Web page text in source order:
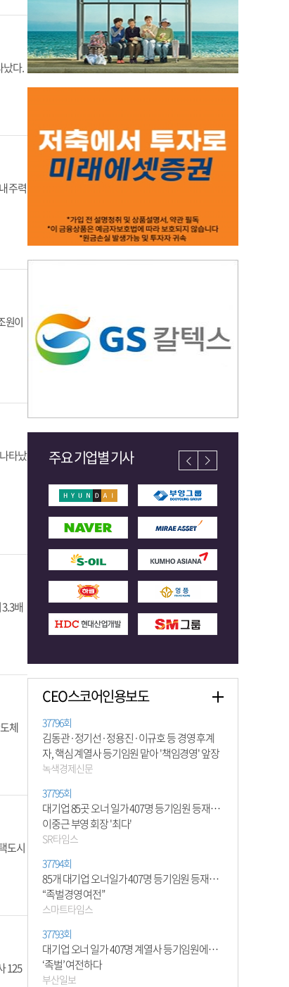
났다.
주력
원이
타났
배
체
도시
125
주요 기업별 기사
CEO스코어인용보도
37796회
김동관·정기선·정용진·이규호 등 경영 후계
자, 핵심 계열사 등기임원 맡아 '책임경영' 앞장
녹색경제신문
37795회
대기업 85곳 오너 일가 407명 등기임원 등재…
이중근 부영 회장 '최다'
SR타임스
37794회
85개 대기업 오너일가 407명 등기임원 등재…
“족벌경영 여전”
스마트타임스
37793회
대기업 오너 일가 407명 계열사 등기임원에…
‘족벌’ 여전하다
부산일보